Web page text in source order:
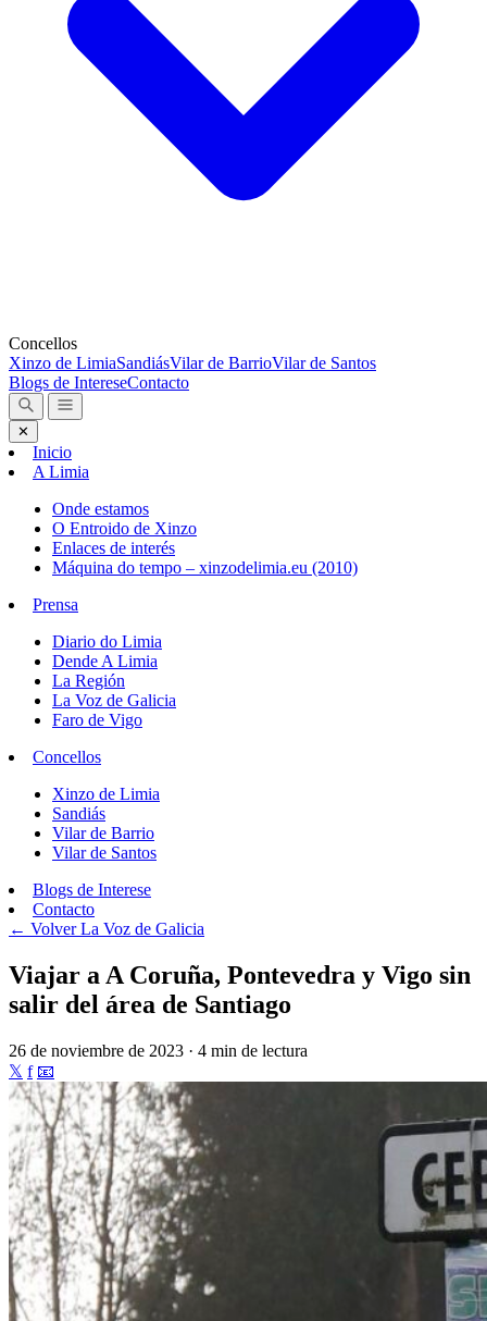
Concellos
Xinzo de LimiaSandiásVilar de BarrioVilar de Santos
Blogs de IntereseContacto
✕
Inicio
A Limia
Onde estamos
O Entroido de Xinzo
Enlaces de interés
Máquina do tempo – xinzodelimia.eu (2010)
Prensa
Diario do Limia
Dende A Limia
La Región
La Voz de Galicia
Faro de Vigo
Concellos
Xinzo de Limia
Sandiás
Vilar de Barrio
Vilar de Santos
Blogs de Interese
Contacto
← VolverLa Voz de Galicia
Viajar a A Coruña, Pontevedra y Vigo sin
salir del área de Santiago
26 de noviembre de 2023 · 4 min de lectura
𝕏 f 📧